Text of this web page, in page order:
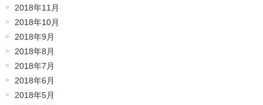
2018年11月
2018年10月
2018年9月
2018年8月
2018年7月
2018年6月
2018年5月